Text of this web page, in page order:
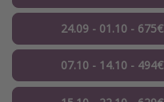
24.09 - 01.10 - 675€
07.10 - 14.10 - 494€